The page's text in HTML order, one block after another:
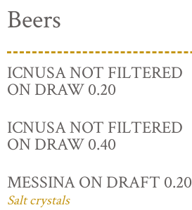
Beers
ICNUSA NOT FILTERED
ON DRAW 0.20
ICNUSA NOT FILTERED
ON DRAW 0.40
MESSINA ON DRAFT 0.20
Salt crystals